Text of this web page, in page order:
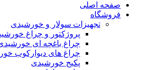
صفحه اصلی
فروشگاه
تجهیزات سولار و خورشیدی
پروژکتور و چراغ
چراغ باغچه ای
چراغ های دیوارکوب
پکیج خورشیدی